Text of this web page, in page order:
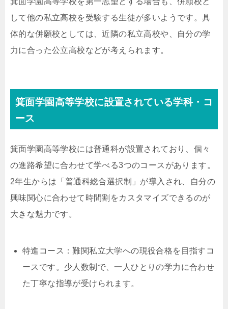
して他の私立高校を受験する生徒が多いようです。具
体的な併願校としては、近隣の私立高校や、自分の学
力に合った公立高校などが考えられます。
箕面学園高等学校に設置されている学科・コ
ース
箕面学園高等学校には普通科が設置されており、個々
の進路希望に合わせて学べる3つのコースがあります。
2年生からは「普通科総合選択制」が導入され、自分の
興味関心に合わせて時間割をカスタマイズできるのが
大きな魅力です。
特進コース：難関私立大学への現役合格を目指すコ
ースです。少人数制で、一人ひとりの学力に合わせ
た丁寧な指導が受けられます。